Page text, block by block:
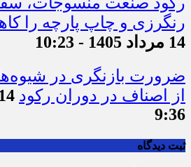
رنگرزی و چاپ پارچه را
14 مرداد 1405 - 10:23
ضرورت بازنگری در
از اصناف در دوران رکود
9:36
ثبت دیدگاه